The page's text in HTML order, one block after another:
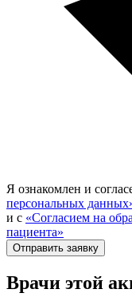
Я ознакомлен и
персональных
и с «Согласием на
пациента»
Отправить заявку
Врачи этой